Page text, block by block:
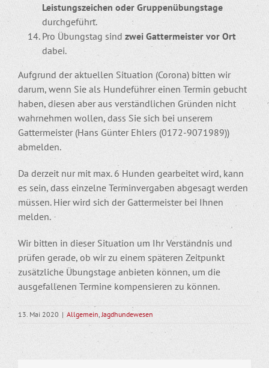
Leistungszeichen oder Gruppenübungstage
durchgeführt.
Pro Übungstag sind zwei Gattermeister vor Ort
dabei.
Aufgrund der aktuellen Situation (Corona) bitten wir
darum, wenn Sie als Hundeführer einen Termin gebucht
haben, diesen aber aus verständlichen Gründen nicht
wahrnehmen wollen, dass Sie sich bei unserem
Gattermeister (Hans Günter Ehlers (0172-9071989))
abmelden.
Da derzeit nur mit max. 6 Hunden gearbeitet wird, kann
es sein, dass einzelne Terminvergaben abgesagt werden
müssen. Hier wird sich der Gattermeister bei Ihnen
melden.
Wir bitten in dieser Situation um Ihr Verständnis und
prüfen gerade, ob wir zu einem späteren Zeitpunkt
zusätzliche Übungstage anbieten können, um die
ausgefallenen Termine kompensieren zu können.
13. Mai 2020 | Allgemein Jagdhundewesen